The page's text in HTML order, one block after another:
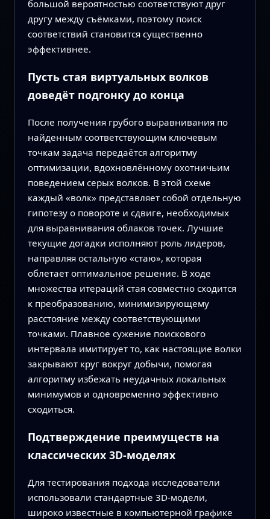
большой вероятностью соответствуют друг
другу между съёмками, поэтому поиск
соответствий становится существенно
эффективнее.
Пусть стая виртуальных волков
доведёт подгонку до конца
После получения грубого выравнивания по
найденным соответствующим ключевым
точкам задача передаётся алгоритму
оптимизации, вдохновлённому охотничьим
поведением серых волков. В этой схеме
каждый «волк» представляет собой отдельную
гипотезу о повороте и сдвиге, необходимых
для выравнивания облаков точек. Лучшие
текущие догадки исполняют роль лидеров,
направляя остальную «стаю», которая
облетает оптимальное решение. В ходе
множества итераций стая совместно сходится
к преобразованию, минимизирующему
расстояние между соответствующими
точками. Плавное сужение поискового
интервала имитирует то, как настоящие волки
закрывают круг вокруг добычи, помогая
алгоритму избежать неудачных локальных
минимумов и одновременно эффективно
сходиться.
Подтверждение преимуществ на
классических 3D‑моделях
Для тестирования подхода исследователи
использовали стандартные 3D‑модели,
широко известные в компьютерной графике